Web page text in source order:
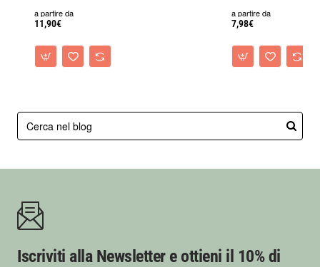
a partire da
11,90€
a partire da
7,98€
Iscriviti alla Newsletter e ottieni il 10% di